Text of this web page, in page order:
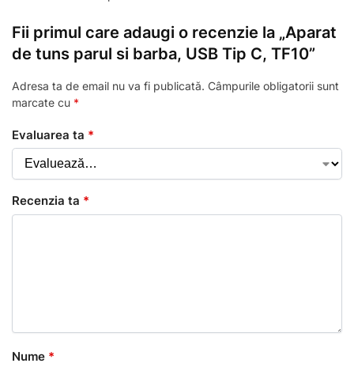
Fii primul care adaugi o recenzie la „Aparat
de tuns parul si barba, USB Tip C, TF10”
Adresa ta de email nu va fi publicată. Câmpurile obligatorii sunt
marcate cu *
Evaluarea ta *
Recenzia ta *
Nume *